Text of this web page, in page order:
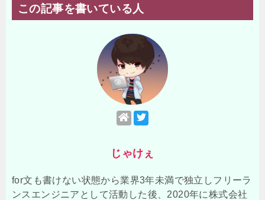
この記事を書いている人
じゃけぇ
for文も書けない状態から業界3年未満で独立しフリーラ
ンスエンジニアとして活動した後、2020年に株式会社